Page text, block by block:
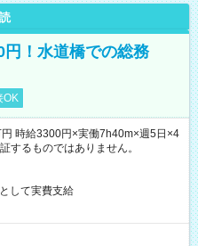
円！水道橋での総務
OK
時給3300円×実働7h40m×週5日×4
るものではありません。
して実費支給